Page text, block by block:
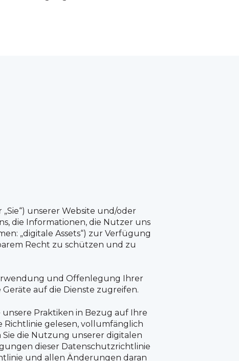
unserer Website und/oder
die Informationen, die Nutzer uns
„digitale Assets“) zur Verfügung
Recht zu schützen und zu
und Offenlegung Ihrer
auf die Dienste zugreifen.
unsere Praktiken in Bezug auf Ihre
Richtlinie gelesen, vollumfänglich
die Nutzung unserer digitalen
dieser Datenschutzrichtlinie
und allen Änderungen daran